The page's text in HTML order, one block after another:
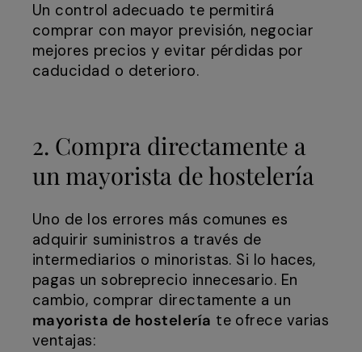
Un control adecuado te permitirá
comprar con mayor previsión, negociar
mejores precios y evitar pérdidas por
caducidad o deterioro.
2. Compra directamente a
un mayorista de hostelería
Uno de los errores más comunes es
adquirir suministros a través de
intermediarios o minoristas. Si lo haces,
pagas un sobreprecio innecesario. En
cambio, comprar directamente a un
mayorista de hostelería te ofrece varias
ventajas: